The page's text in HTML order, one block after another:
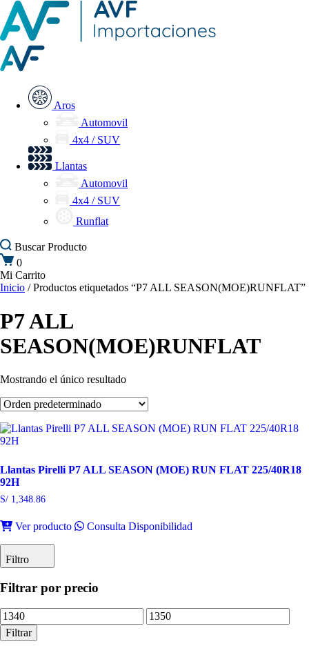
Aros
Automovil
4x4 / SUV
Llantas
Automovil
4x4 / SUV
Runflat
BuscarProducto
0
Mi Carrito
Inicio / Productos etiquetados “P7 ALL SEASON(MOE)RUNFLAT”
P7 ALL
SEASON(MOE)RUNFLAT
Mostrando el único resultado
Llantas Pirelli P7 ALL SEASON (MOE) RUN FLAT 225/40R18
92H
S/ 1,348.86
Ver producto Consulta Disponibilidad
Filtro
Filtrar por precio
Precio
mínimo
Precio
máximo
Filtrar